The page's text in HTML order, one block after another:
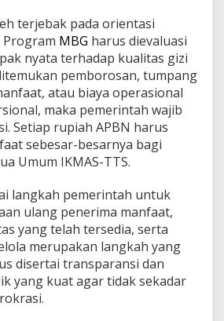
terjebak pada orientasi
Program MBG harus dievaluasi
nyata terhadap kualitas gizi
pemborosan, tumpang
atau biaya operasional
maka pemerintah wajib
Setiap rupiah APBN harus
sebesar-besarnya bagi
Umum IKMAS-TTS.
langkah pemerintah untuk
ulang penerima manfaat,
yang telah tersedia, serta
merupakan langkah yang
disertai transparansi dan
yang kuat agar tidak sekadar